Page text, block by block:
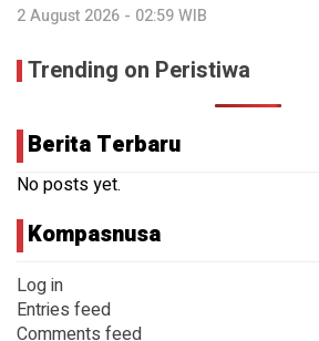
2 August 2026 - 02:59 WIB
Trending on Peristiwa
Berita Terbaru
No posts yet.
Kompasnusa
Log in
Entries feed
Comments feed